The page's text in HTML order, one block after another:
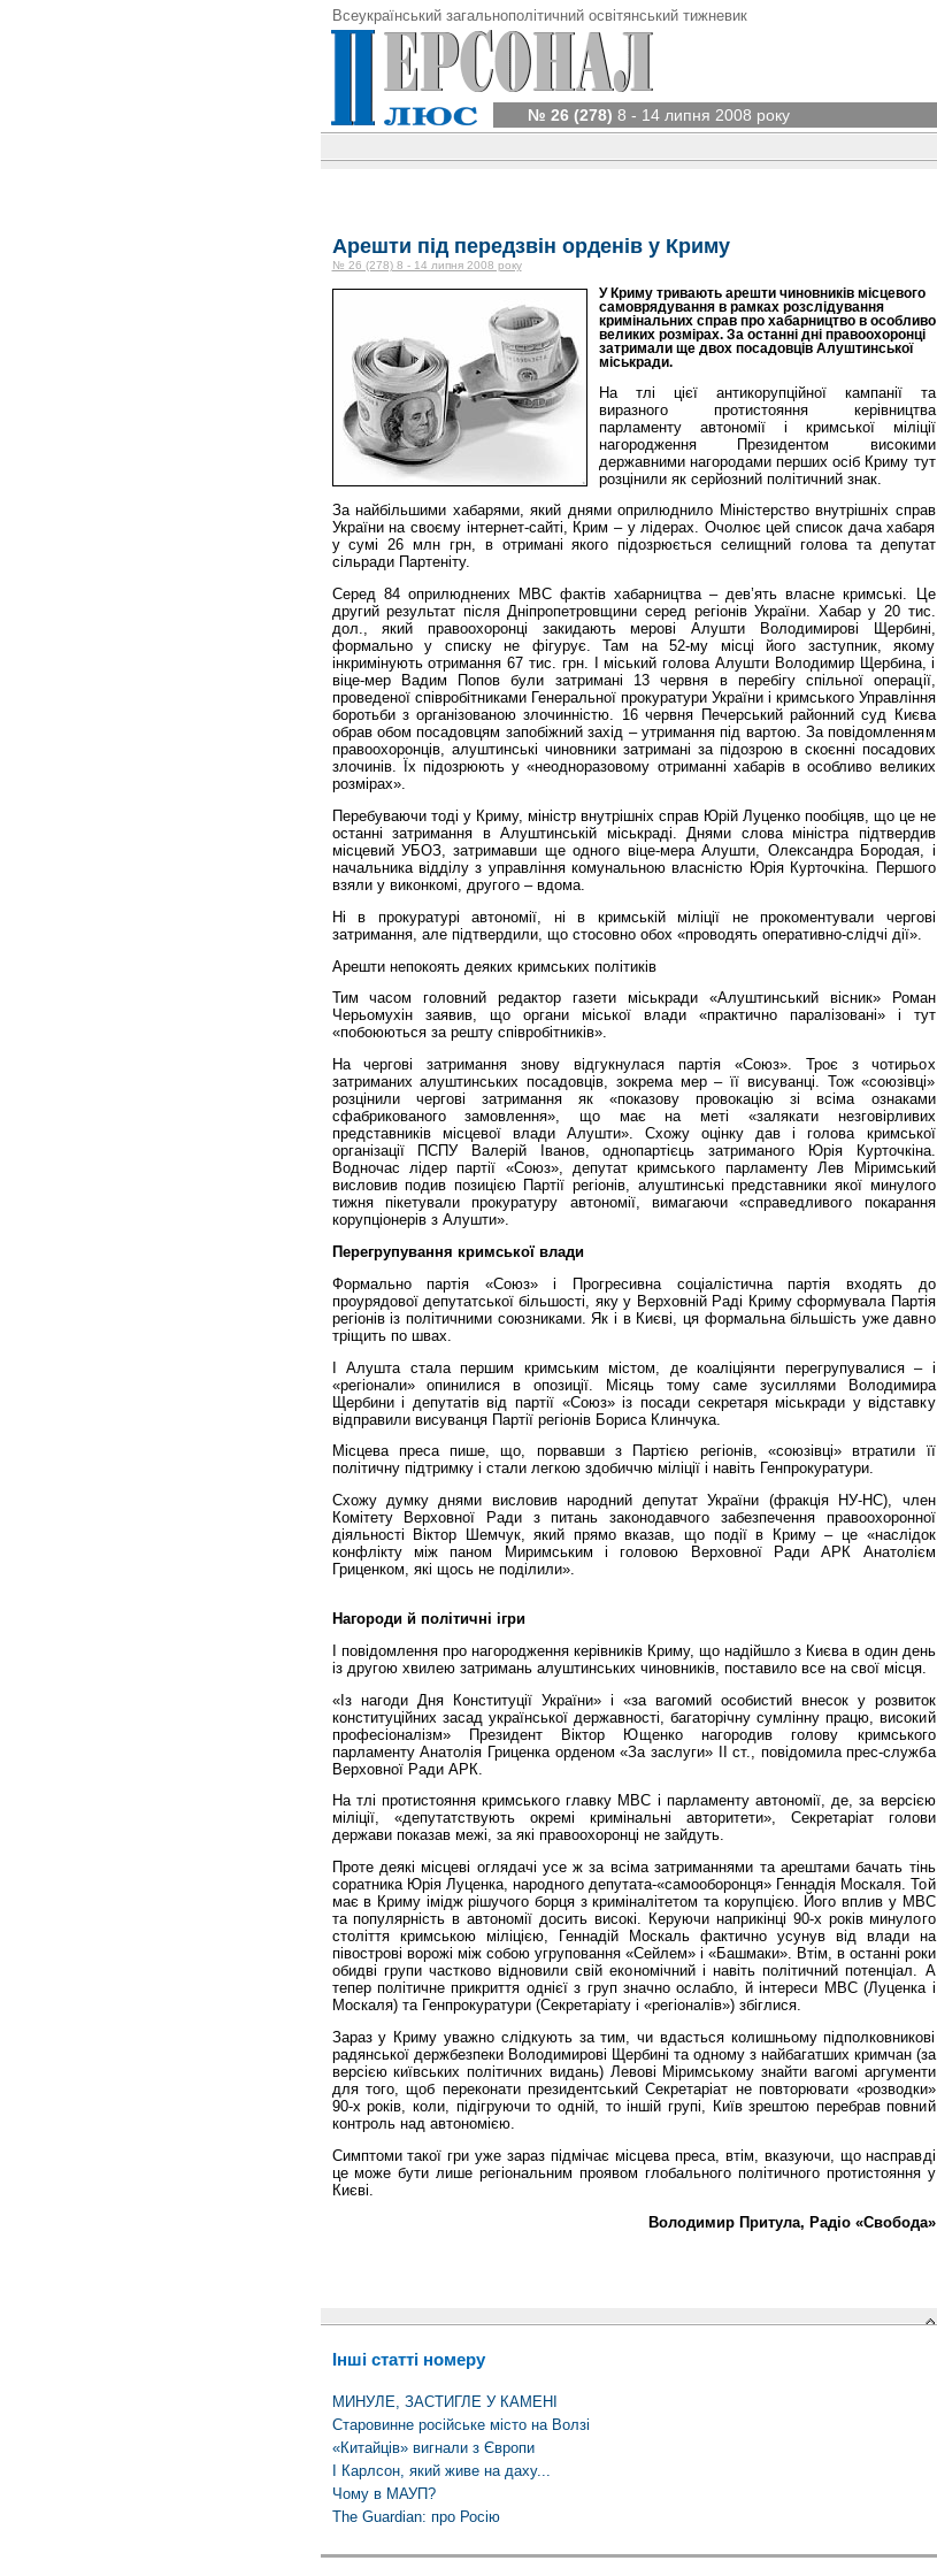
Всеукраїнський загальнополітичний освітянський тижневик
№ 26 (278) 8 - 14 липня 2008 року
Арешти під передзвін орденів у Криму
№ 26 (278) 8 - 14 липня 2008 року
У Криму тривають арешти чиновників місцевого
самоврядування в рамках розслідування
кримінальних справ про хабарництво в особливо
великих розмірах. За останні дні правоохоронці
затримали ще двох посадовців Алуштинської
міськради.
На тлі цієї антикорупційної кампанії та
виразного протистояння керівництва
парламенту автономії і кримської міліції
нагородження Президентом високими
державними нагородами перших осіб Криму тут
розцінили як серйозний політичний знак.
За найбільшими хабарями, який днями оприлюднило Міністерство внутрішніх справ
України на своєму інтернет-сайті, Крим – у лідерах. Очолює цей список дача хабаря
у сумі 26 млн грн, в отримані якого підозрюється селищний голова та депутат
сільради Партеніту.
Серед 84 оприлюднених МВС фактів хабарництва – дев’ять власне кримські. Це
другий результат після Дніпропетровщини серед регіонів України. Хабар у 20 тис.
дол., який правоохоронці закидають мерові Алушти Володимирові Щербині,
формально у списку не фігурує. Там на 52-му місці його заступник, якому
інкримінують отримання 67 тис. грн. І міський голова Алушти Володимир Щербина, і
віце-мер Вадим Попов були затримані 13 червня в перебігу спільної операції,
проведеної співробітниками Генеральної прокуратури України і кримського Управління
боротьби з організованою злочинністю. 16 червня Печерський районний суд Києва
обрав обом посадовцям запобіжний захід – утримання під вартою. За повідомленням
правоохоронців, алуштинські чиновники затримані за підозрою в скоєнні посадових
злочинів. Їх підозрюють у «неодноразовому отриманні хабарів в особливо великих
розмірах».
Перебуваючи тоді у Криму, міністр внутрішніх справ Юрій Луценко пообіцяв, що це не
останні затримання в Алуштинській міськраді. Днями слова міністра підтвердив
місцевий УБОЗ, затримавши ще одного віце-мера Алушти, Олександра Бородая, і
начальника відділу з управління комунальною власністю Юрія Курточкіна. Першого
взяли у виконкомі, другого – вдома.
Ні в прокуратурі автономії, ні в кримській міліції не прокоментували чергові
затримання, але підтвердили, що стосовно обох «проводять оперативно-слідчі дії».
Арешти непокоять деяких кримських політиків
Тим часом головний редактор газети міськради «Алуштинський вісник» Роман
Черьомухін заявив, що органи міської влади «практично паралізовані» і тут
«побоюються за решту співробітників».
На чергові затримання знову відгукнулася партія «Союз». Троє з чотирьох
затриманих алуштинських посадовців, зокрема мер – її висуванці. Тож «союзівці»
розцінили чергові затримання як «показову провокацію зі всіма ознаками
сфабрикованого замовлення», що має на меті «залякати незговірливих
представників місцевої влади Алушти». Схожу оцінку дав і голова кримської
організації ПСПУ Валерій Іванов, однопартієць затриманого Юрія Курточкіна.
Водночас лідер партії «Союз», депутат кримського парламенту Лев Міримський
висловив подив позицією Партії регіонів, алуштинські представники якої минулого
тижня пікетували прокуратуру автономії, вимагаючи «справедливого покарання
корупціонерів з Алушти».
Перегрупування кримської влади
Формально партія «Союз» і Прогресивна соціалістична партія входять до
проурядової депутатської більшості, яку у Верховній Раді Криму сформувала Партія
регіонів із політичними союзниками. Як і в Києві, ця формальна більшість уже давно
тріщить по швах.
І Алушта стала першим кримським містом, де коаліціянти перегрупувалися – і
«регіонали» опинилися в опозиції. Місяць тому саме зусиллями Володимира
Щербини і депутатів від партії «Союз» із посади секретаря міськради у відставку
відправили висуванця Партії регіонів Бориса Клинчука.
Місцева преса пише, що, порвавши з Партією регіонів, «союзівці» втратили її
політичну підтримку і стали легкою здобиччю міліції і навіть Генпрокуратури.
Схожу думку днями висловив народний депутат України (фракція НУ-НС), член
Комітету Верховної Ради з питань законодавчого забезпечення правоохоронної
діяльності Віктор Шемчук, який прямо вказав, що події в Криму – це «наслідок
конфлікту між паном Миримським і головою Верховної Ради АРК Анатолієм
Гриценком, які щось не поділили».
Нагороди й полі­тичні ігри
І повідомлення про нагородження керівників Криму, що надійшло з Києва в один день
із другою хвилею затримань алуштинських чиновників, поставило все на свої місця.
«Із нагоди Дня Конституції України» і «за вагомий особистий внесок у розвиток
конституційних засад української державності, багаторічну сумлінну працю, високий
професіоналізм» Президент Віктор Ющенко нагородив голову кримського
парламенту Анатолія Гриценка орденом «За заслуги» II ст., повідомила прес-служба
Верховної Ради АРК.
На тлі протистояння кримського главку МВС і парламенту автономії, де, за версією
міліції, «депутатствують окремі кримінальні авторитети», Секретаріат голови
держави показав межі, за які правоохоронці не зайдуть.
Проте деякі місцеві оглядачі усе ж за всіма затриманнями та арештами бачать тінь
соратника Юрія Луценка, народного депутата-«самооборонця» Геннадія Москаля. Той
має в Криму імідж рішучого борця з криміналітетом та корупцією. Його вплив у МВС
та популярність в автономії досить високі. Керуючи наприкінці 90-х років минулого
століття кримською міліцією, Геннадій Москаль фактично усунув від влади на
півострові ворожі між собою угруповання «Сейлем» і «Башмаки». Втім, в останні роки
обидві групи частково відновили свій економічний і навіть політичний потенціал. А
тепер політичне прикриття однієї з груп значно ослабло, й інтереси МВС (Луценка і
Москаля) та Генпрокуратури (Секретаріату і «регіоналів») збіглися.
Зараз у Криму уважно слідкують за тим, чи вдасться колишньому підполковникові
радянської держбезпеки Володимирові Щербині та одному з найбагатших кримчан (за
версією київських політичних видань) Левові Міримському знайти вагомі аргументи
для того, щоб переконати президентський Секретаріат не повторювати «розводки»
90-х років, коли, підігруючи то одній, то іншій групі, Київ зрештою перебрав повний
контроль над автономією.
Симптоми такої гри уже зараз підмічає місцева преса, втім, вказуючи, що насправді
це може бути лише регіональним проявом глобального політичного протистояння у
Києві.
Володимир Притула, Радіо «Свобода»
Інші статті номеру
МИНУЛЕ, ЗАСТИГЛЕ У КАМЕНІ
Старовинне російське місто на Волзі
«Китайців» вигнали з Європи
І Карлсон, який живе на даху...
Чому в МАУП?
The Guardian: про Росію